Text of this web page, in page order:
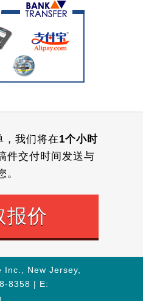
，我们将在1个小时
件交付时间发送与
。
报价
New Jersey,
8358 | E: